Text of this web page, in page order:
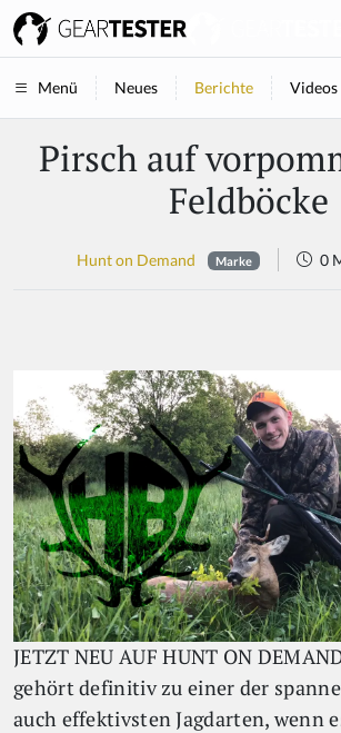
Menü Neues Berichte Videos
Pirsch auf
Feldböcke
Hunt on Demand Marke 0
JETZT NEU AUF HUNT ON
gehört definitiv zu einer der
auch effektivsten Jagdarten, wenn